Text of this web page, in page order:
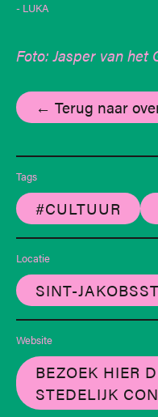
- LUKA
Foto: Jasper van het
← Terug naar
Tags
#CULTUUR
Locatie
SINT-
Website
BEZOEK HIER
STEDELIJK